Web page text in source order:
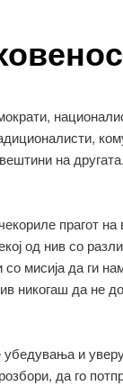
на
прагот
од нив со
мисија да ги
никогаш да не
и
да го